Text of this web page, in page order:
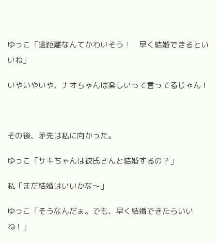
ゆっこ「遠距離なんてかわいそう！ 早く結婚できるとい
いね」
いやいやいや、ナオちゃんは楽しいって言ってるじゃん！
その後、矛先は私に向かった。
ゆっこ「サキちゃんは彼氏さんと結婚するの？」
私「まだ結婚はいいかな～」
ゆっこ「そうなんだぁ。でも、早く結婚できたらいい
ね！」